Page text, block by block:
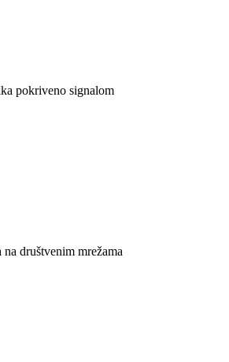
pokriveno signalom
na društvenim mrežama